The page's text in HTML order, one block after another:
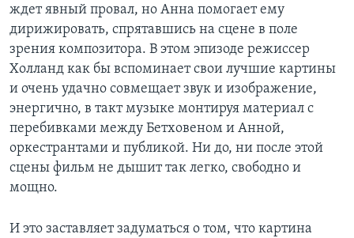
ждет явный провал, но Анна помогает ему
дирижировать, спрятавшись на сцене в поле
зрения композитора. В этом эпизоде режиссер
Холланд как бы вспоминает свои лучшие картины
и очень удачно совмещает звук и изображение,
энергично, в такт музыке монтируя материал с
перебивками между Бетховеном и Анной,
оркестрантами и публикой. Ни до, ни после этой
сцены фильм не дышит так легко, свободно и
мощно.
И это заставляет задуматься о том, что картина